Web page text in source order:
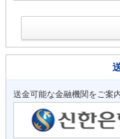
送金可能な金融機関をご案